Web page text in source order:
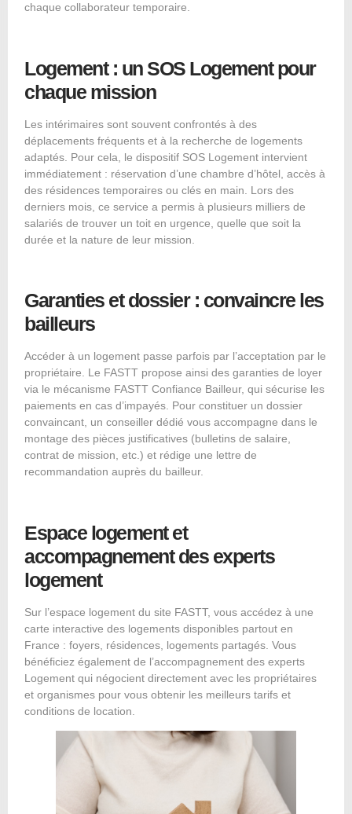
chaque collaborateur temporaire.
Logement : un SOS Logement pour
chaque mission
Les intérimaires sont souvent confrontés à des
déplacements fréquents et à la recherche de logements
adaptés. Pour cela, le dispositif SOS Logement intervient
immédiatement : réservation d’une chambre d’hôtel, accès à
des résidences temporaires ou clés en main. Lors des
derniers mois, ce service a permis à plusieurs milliers de
salariés de trouver un toit en urgence, quelle que soit la
durée et la nature de leur mission.
Garanties et dossier : convaincre les
bailleurs
Accéder à un logement passe parfois par l’acceptation par le
propriétaire. Le FASTT propose ainsi des garanties de loyer
via le mécanisme FASTT Confiance Bailleur, qui sécurise les
paiements en cas d’impayés. Pour constituer un dossier
convaincant, un conseiller dédié vous accompagne dans le
montage des pièces justificatives (bulletins de salaire,
contrat de mission, etc.) et rédige une lettre de
recommandation auprès du bailleur.
Espace logement et
accompagnement des experts
logement
Sur l’espace logement du site FASTT, vous accédez à une
carte interactive des logements disponibles partout en
France : foyers, résidences, logements partagés. Vous
bénéficiez également de l’accompagnement des experts
Logement qui négocient directement avec les propriétaires
et organismes pour vous obtenir les meilleurs tarifs et
conditions de location.